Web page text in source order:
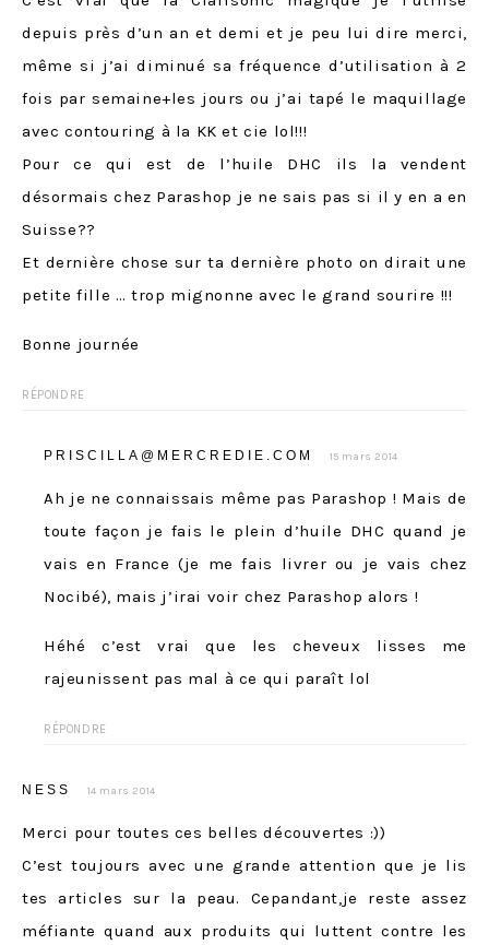
depuis près d’un an et demi et je peu lui dire merci,
même si j’ai diminué sa fréquence d’utilisation à 2
fois par semaine+les jours ou j’ai tapé le maquillage
avec contouring à la KK et cie lol!!!
Pour ce qui est de l’huile DHC ils la vendent
désormais chez Parashop je ne sais pas si il y en a en
Suisse??
Et dernière chose sur ta dernière photo on dirait une
petite fille … trop mignonne avec le grand sourire !!!
Bonne journée
RÉPONDRE
PRISCILLA@MERCREDIE.COM 15 mars 2014
Ah je ne connaissais même pas Parashop ! Mais de
toute façon je fais le plein d’huile DHC quand je
vais en France (je me fais livrer ou je vais chez
Nocibé), mais j’irai voir chez Parashop alors !
Héhé c’est vrai que les cheveux lisses me
rajeunissent pas mal à ce qui paraît lol
RÉPONDRE
NESS 14 mars 2014
Merci pour toutes ces belles découvertes :))
C’est toujours avec une grande attention que je lis
tes articles sur la peau. Cepandant,je reste assez
méfiante quand aux produits qui luttent contre les